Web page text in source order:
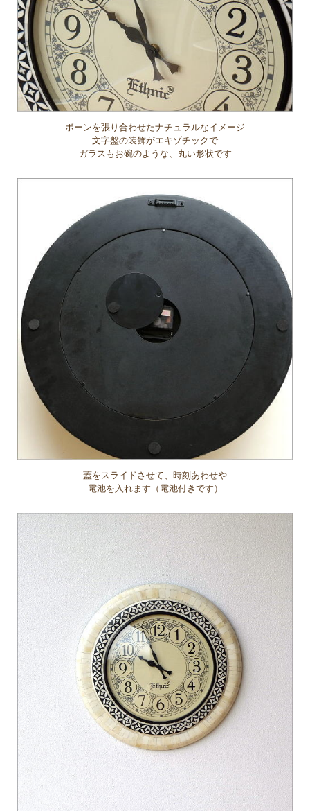
ボーンを張り合わせたナチュラルなイメージ
文字盤の装飾がエキゾチックで
ガラスもお碗のような、丸い形状です
蓋をスライドさせて、時刻あわせや
電池を入れます（電池付きです）